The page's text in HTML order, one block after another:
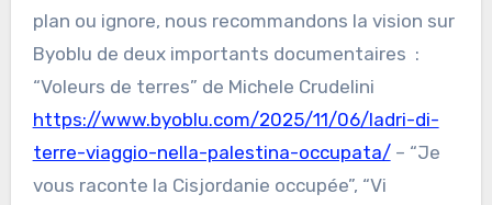
plan ou ignore, nous recommandons la vision sur
Byoblu de deux importants documentaires :
“Voleurs de terres” de Michele Crudelini
https://www.byoblu.com/2025/11/06/ladri-di-
terre-viaggio-nella-palestina-occupata/– “Je
vous raconte la Cisjordanie occupée”, “Vi